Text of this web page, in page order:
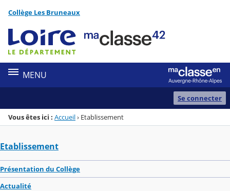
Menu de la rubrique
Contenu
Collège Les Bruneaux
MENU
Se connecter
Vous êtes ici : Accueil› Etablissement
Etablissement
Présentation du Collège
Actualité